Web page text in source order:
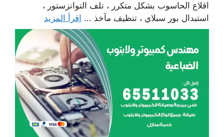
اقلاع الحاسوب بشكل متكرر ، تلف التوانزستور ،
استبدال بور سبلاي ، تنظيف مآخذ ... اقرأ المزيد